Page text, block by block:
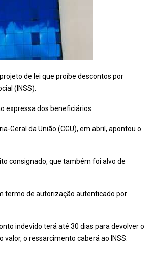
de lei que proíbe descontos por
(INSS).
expressa dos beneficiários.
Geral da União (CGU), em abril, apontou o
consignado, que também foi alvo de
termo de autorização autenticado por
indevido terá até 30 dias para devolver o
o ressarcimento caberá ao INSS.